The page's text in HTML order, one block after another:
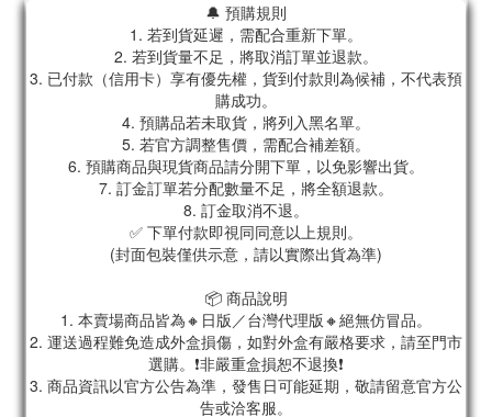
🔔 預購規則
1. 若到貨延遲，需配合重新下單。
2. 若到貨量不足，將取消訂單並退款。
3. 已付款（信用卡）享有優先權，貨到付款則為候補，不代表預
購成功。
4. 預購品若未取貨，將列入黑名單。
5. 若官方調整售價，需配合補差額。
6. 預購商品與現貨商品請分開下單，以免影響出貨。
7. 訂金訂單若分配數量不足，將全額退款。
8. 訂金取消不退。
✅ 下單付款即視同同意以上規則。
(封面包裝僅供示意，請以實際出貨為準)
📦 商品說明
1. 本賣場商品皆為🔸日版／台灣代理版🔸絕無仿冒品。
2. 運送過程難免造成外盒損傷，如對外盒有嚴格要求，請至門市
選購。❗非嚴重盒損恕不退換❗
3. 商品資訊以官方公告為準，發售日可能延期，敬請留意官方公
告或洽客服。